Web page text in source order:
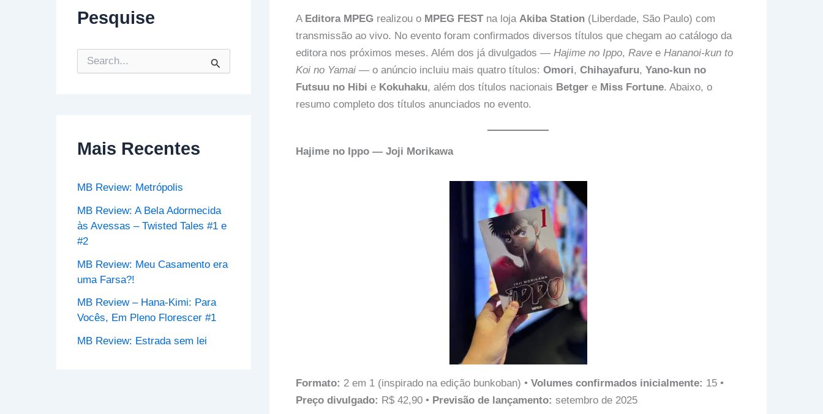
Pesquise
e
a
o
:
Mais Recentes
MB Review: Metrópolis
MB Review: A Bela Adormecida
às Avessas – Twisted Tales #1 e
#2
MB Review: Meu Casamento era
uma Farsa?!
MB Review – Hana-Kimi: Para
Vocês, Em Pleno Florescer #1
MB Review: Estrada sem lei
A Editora MPEG realizou o MPEG FESTna loja Akiba Station(Liberdade, São Paulo) com
transmissão ao vivo. No evento foram confirmados diversos títulos que chegam ao catálogo da
editora nos próximos meses. Além dos já divulgados — Hajime no Ippo, Ravee Hananoi-kun to
Koi no Yamai— o anúncio incluiu mais quatro títulos: Omori, Chihayafuru, Yano-kun no
Futsuu no Hibi e Kokuhaku, além dos títulos nacionais Betgere Miss Fortune. Abaixo, o
resumo completo dos títulos anunciados no evento.
Hajime no Ippo — Joji Morikawa
Formato: 2 em 1 (inspirado na edição bunkoban) • Volumes confirmados inicialmente: 15 •
Preço divulgado: R$ 42,90 • Previsão de lançamento: setembro de 2025